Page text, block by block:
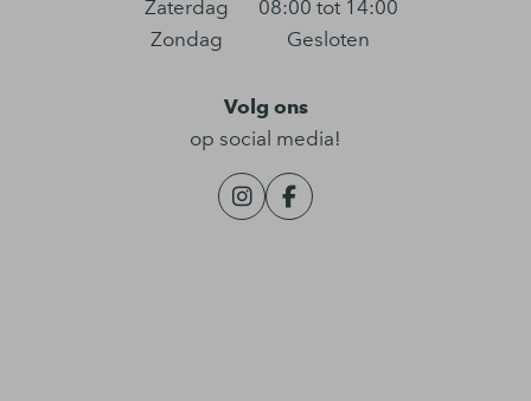
Zaterdag
08:00 tot 14:00
Zondag
Gesloten
Volg ons
op social media!